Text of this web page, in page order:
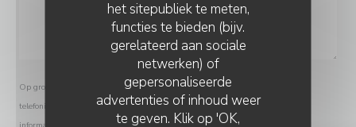
het sitepubliek te meten,
functies te bieden (bijv.
gerelateerd aan sociale
netwerken) of
gepersonaliseerde
advertenties of inhoud weer
te geven. Klik op 'OK,
Op grond van de privacywetgeving heeft u het recht om u af te melden voor
telefonische marketing via het Bel-me-niet Register:bel-me-niet.nl